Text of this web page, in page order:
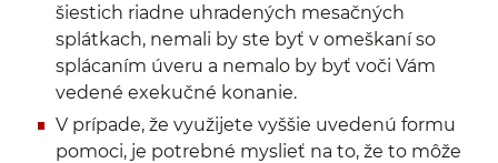
šiestich riadne uhradených mesačných
splátkach, nemali by ste byť v omeškaní so
splácaním úveru a nemalo by byť voči Vám
vedené exekučné konanie.
V prípade, že využijete vyššie uvedenú formu
pomoci, je potrebné myslieť na to, že to môže